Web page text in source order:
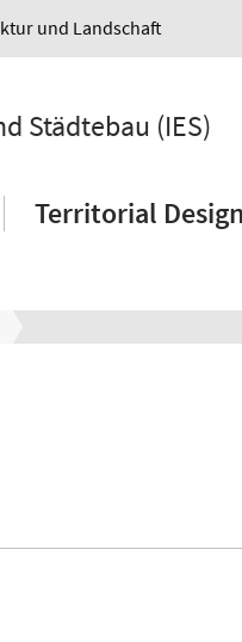
und Landschaft
Städtebau (IES)
Territorial